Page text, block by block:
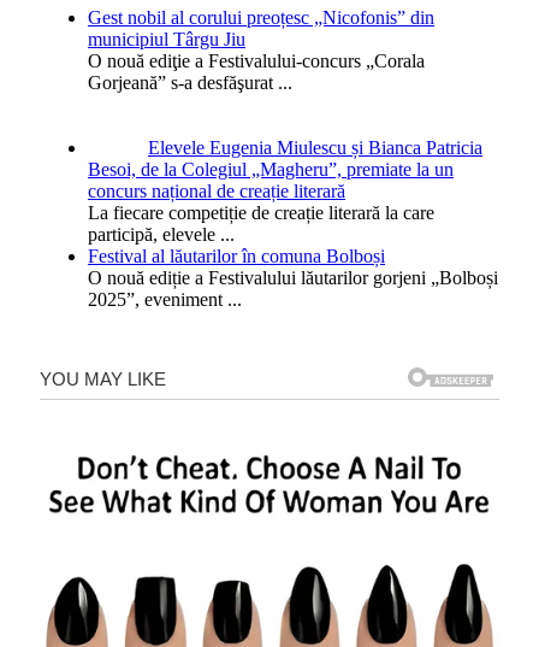
Gest nobil al corului preoțesc „Nicofonis” din
municipiul Târgu Jiu
O nouă ediţie a Festivalului-concurs „Corala
Gorjeană” s-a desfăşurat ...
Elevele Eugenia Miulescu și Bianca Patricia
Besoi, de la Colegiul „Magheru”, premiate la un
concurs național de creație literară
La fiecare competiție de creație literară la care
participă, elevele ...
Festival al lăutarilor în comuna Bolboși
O nouă ediție a Festivalului lăutarilor gorjeni „Bolboși
2025”, eveniment ...